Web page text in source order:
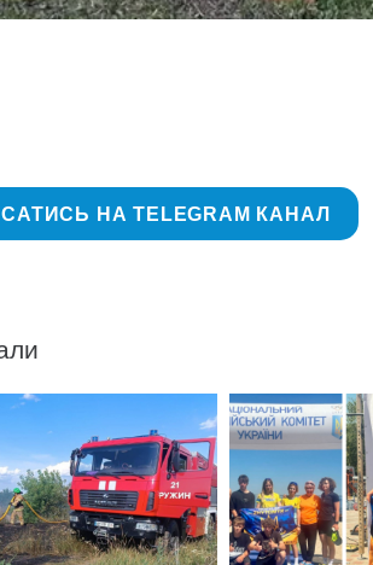
НА TELEGRAM КАНАЛ